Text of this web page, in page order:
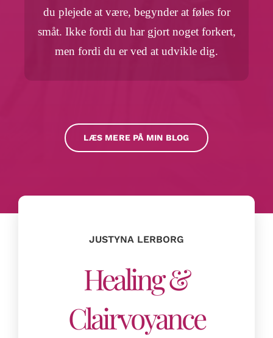
du plejede at være, begynder at føles for
småt. Ikke fordi du har gjort noget forkert,
men fordi du er ved at udvikle dig.
LÆS MERE PÅ MIN BLOG
JUSTYNA LERBORG
Healing &
Clairvoyance